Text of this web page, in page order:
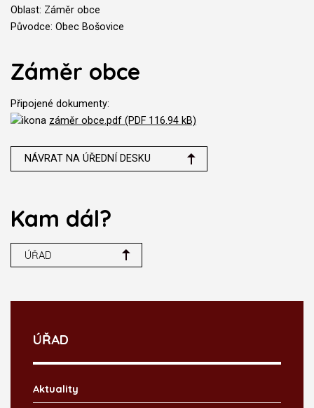
Oblast: Záměr obce
Původce: Obec Bošovice
Záměr obce
Připojené dokumenty:
záměr obce.pdf (PDF 116.94 kB)
NÁVRAT NA ÚŘEDNÍ DESKU
Kam dál?
ÚŘAD
ÚŘAD
Aktuality